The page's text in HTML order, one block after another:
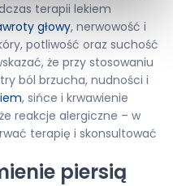
terapii lekiem
głowy, nerwowość i
potliwość oraz suchość
że przy stosowaniu
ból brzucha, nudności i
, sińce i krwawienie
reakcje alergiczne – w
terapię i skonsultować
piersią